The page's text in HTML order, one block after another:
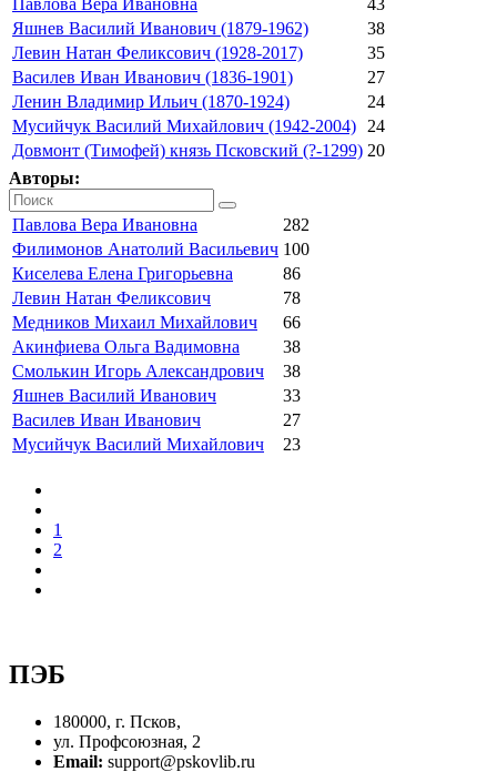
Яшнев Василий Иванович (1879-1962)
38
Левин Натан Феликсович (1928-2017)
35
Василев Иван Иванович (1836-1901)
27
Ленин Владимир Ильич (1870-1924)
24
Мусийчук Василий Михайлович (1942-2004)
24
Довмонт (Тимофей) князь Псковский (?-1299) 20
Авторы:
Павлова Вера Ивановна
282
Филимонов Анатолий Васильевич 100
Киселева Елена Григорьевна
86
Левин Натан Феликсович
78
Медников Михаил Михайлович
66
Акинфиева Ольга Вадимовна
38
Смолькин Игорь Александрович
38
Яшнев Василий Иванович
33
Василев Иван Иванович
27
Мусийчук Василий Михайлович
23
1
2
ПЭБ
180000, г. Псков,
ул. Профсоюзная, 2
Email: support@pskovlib.ru